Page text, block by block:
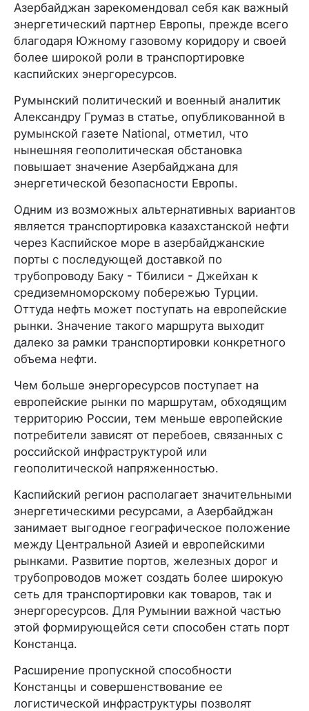
Азербайджан зарекомендовал себя как важный
энергетический партнер Европы, прежде всего
благодаря Южному газовому коридору и своей
более широкой роли в транспортировке
каспийских энергоресурсов.
Румынский политический и военный аналитик
Александру Грумаз в статье, опубликованной в
румынской газете National, отметил, что
нынешняя геополитическая обстановка
повышает значение Азербайджана для
энергетической безопасности Европы.
Одним из возможных альтернативных вариантов
является транспортировка казахстанской нефти
через Каспийское море в азербайджанские
порты с последующей доставкой по
трубопроводу Баку - Тбилиси - Джейхан к
средиземноморскому побережью Турции.
Оттуда нефть может поступать на европейские
рынки. Значение такого маршрута выходит
далеко за рамки транспортировки конкретного
объема нефти.
Чем больше энергоресурсов поступает на
европейские рынки по маршрутам, обходящим
территорию России, тем меньше европейские
потребители зависят от перебоев, связанных с
российской инфраструктурой или
геополитической напряженностью.
Каспийский регион располагает значительными
энергетическими ресурсами, а Азербайджан
занимает выгодное географическое положение
между Центральной Азией и европейскими
рынками. Развитие портов, железных дорог и
трубопроводов может создать более широкую
сеть для транспортировки как товаров, так и
энергоресурсов. Для Румынии важной частью
этой формирующейся сети способен стать порт
Констанца.
Расширение пропускной способности
Констанцы и совершенствование ее
логистической инфраструктуры позволят